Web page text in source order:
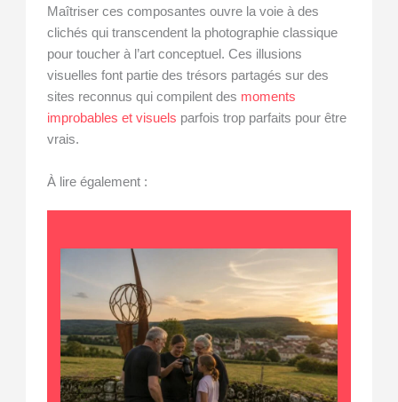
Maîtriser ces composantes ouvre la voie à des
clichés qui transcendent la photographie classique
pour toucher à l’art conceptuel. Ces illusions
visuelles font partie des trésors partagés sur des
sites reconnus qui compilent des moments
improbables et visuels parfois trop parfaits pour être
vrais.
À lire également :